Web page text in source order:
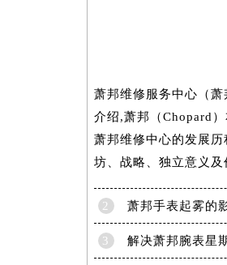
萧邦维修服务中心（萧
介绍,萧邦（Chopard）
萧邦维修中心的发展
坊、战略、独立意义
2
3